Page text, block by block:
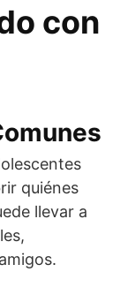
con
quiénes
llevar a